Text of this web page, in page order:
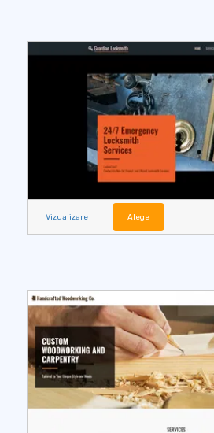
Vizualizare Alege